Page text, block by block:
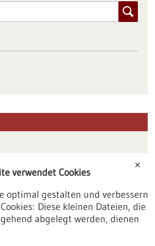
✕
verwendet Cookies
optimal gestalten und verbessern
Diese kleinen Dateien, die
abgelegt werden, dienen